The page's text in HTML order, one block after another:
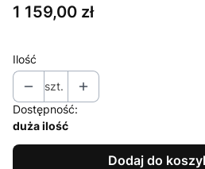
Cena
1 159,00 zł
Ilość
szt.
Dostępność:
duża ilość
Dodaj do